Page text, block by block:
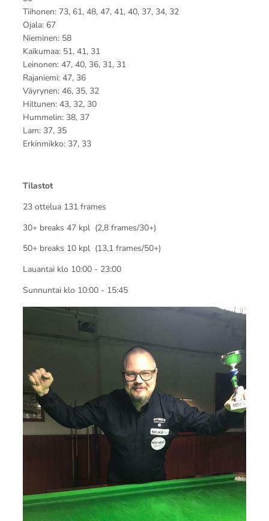
Tiihonen: 73, 61, 48, 47, 41, 40, 37, 34, 32
Ojala: 67
Nieminen: 58
Kaikumaa: 51, 41, 31
Leinonen: 47, 40, 36, 31, 31
Rajaniemi: 47, 36
Väyrynen: 46, 35, 32
Hiltunen: 43, 32, 30
Hummelin: 38, 37
Lam: 37, 35
Erkinmikko: 37, 33
Tilastot
23 ottelua 131 frames
30+ breaks 47 kpl (2,8 frames/30+)
50+ breaks 10 kpl (13,1 frames/50+)
Lauantai klo 10:00 - 23:00
Sunnuntai klo 10:00 - 15:45